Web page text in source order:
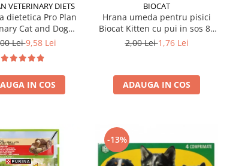
VETERINARY DIETS
dietetica Pro Plan
Cat and Dog
195 gr
Lei9,58 Lei
IN COS
BIOCAT
Hrana umeda pentru pisici
Biocat Kitten cu pui in sos 85
gr
2,00 Lei1,76 Lei
ADAUGA IN COS
-13%